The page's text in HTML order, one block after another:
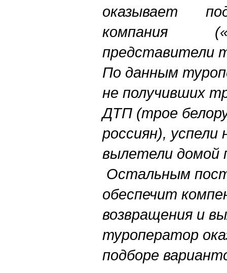
оказывает
компания
представители
По данным
не получивших
ДТП (трое
россиян), успели
вылетели домой
Остальным
обеспечит
возвращения и
туроператор
подборе